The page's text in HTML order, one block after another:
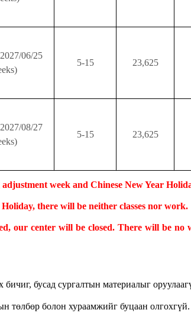
06/25
5-15 23,625
08/27
5-15 23,625
week and Chinese New Year
there will be neither classes nor work.
our center will be closed. There will be no
бичиг, бусад сургалтын материалыг
төлбөр болон хураамжийг буцаан олгохгүй.